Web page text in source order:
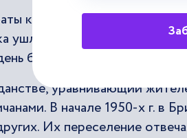
контроля над
из Египта. В 1947 г. 14
было провозглашено
уравнивающий
В начале 1950-х г. в
Их переселение